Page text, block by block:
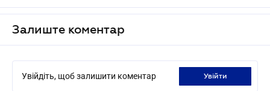
Залиште коментар
Увійдіть, щоб залишити коментар увійти